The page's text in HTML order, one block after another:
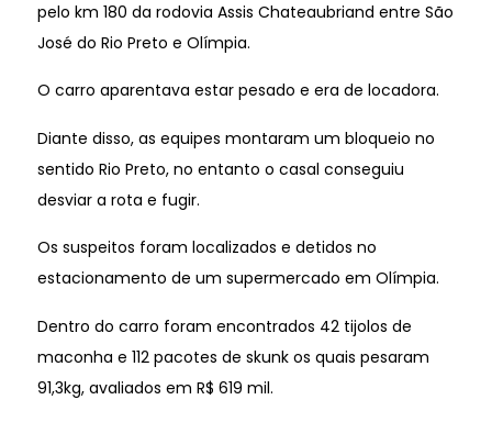
pelo km 180 da rodovia Assis Chateaubriand entre São
José do Rio Preto e Olímpia.
O carro aparentava estar pesado e era de locadora.
Diante disso, as equipes montaram um bloqueio no
sentido Rio Preto, no entanto o casal conseguiu
desviar a rota e fugir.
Os suspeitos foram localizados e detidos no
estacionamento de um supermercado em Olímpia.
Dentro do carro foram encontrados 42 tijolos de
maconha e 112 pacotes de skunk os quais pesaram
91,3kg, avaliados em R$ 619 mil.